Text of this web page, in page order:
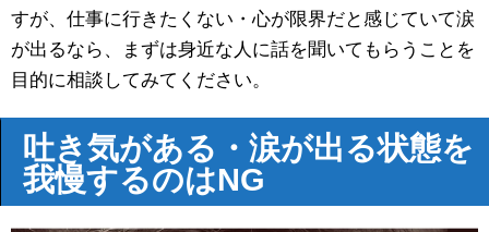
すが、仕事に行きたくない・心が限界だと感じていて涙
が出るなら、まずは身近な人に話を聞いてもらうことを
目的に相談してみてください。
吐き気がある・涙が出る状態を
我慢するのはNG